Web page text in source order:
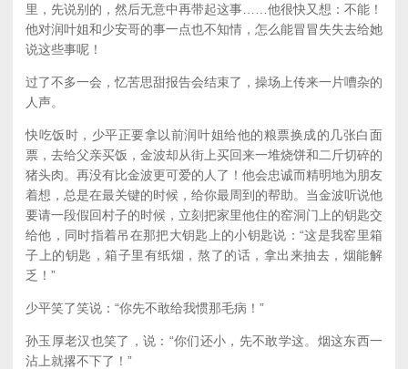
里，先说别的，然后无意中再带起这事……他很快又想：不能！
他对润叶姐和少安哥的事一点也不知情，怎么能冒冒失失去给她
说这些事呢！
过了不多一会，忆苦思甜报告会结束了，操场上传来一片嘈杂的
人声。
快吃饭时，少平正要拿以前润叶姐给他的粮票换成的几张白面
票，去给父亲买饭，金波却从街上买回来一堆烧饼和二斤切碎的
猪头肉。再没有比金波更可爱的人了！他会忠诚而精明地为朋友
着想，总是在最关键的时候，给你最周到的帮助。当金波听说他
要请一段假回村子的时候，立刻把家里他住的窑洞门上的钥匙交
给他，同时指着吊在那把大钥匙上的小钥匙说：“这是我窑里箱
子上的钥匙，箱子里有纸烟，熬了的话，拿出来抽去，烟能解
乏！”
少平笑了笑说：“你先不敢给我惯那毛病！”
孙玉厚老汉也笑了，说：“你们还小，先不敢学这。烟这东西一
沾上就撂不下了！”